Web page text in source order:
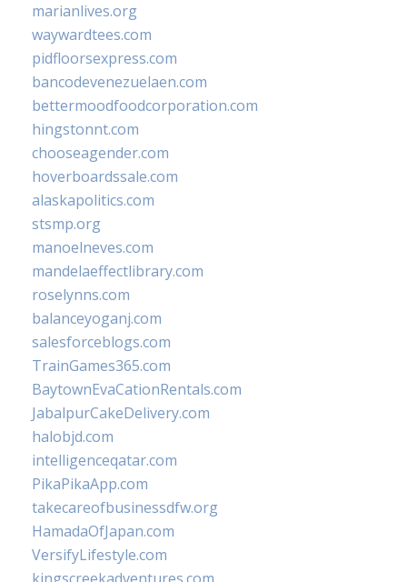
marianlives.org
waywardtees.com
pidfloorsexpress.com
bancodevenezuelaen.com
bettermoodfoodcorporation.com
hingstonnt.com
chooseagender.com
hoverboardssale.com
alaskapolitics.com
stsmp.org
manoelneves.com
mandelaeffectlibrary.com
roselynns.com
balanceyoganj.com
salesforceblogs.com
TrainGames365.com
BaytownEvaCationRentals.com
JabalpurCakeDelivery.com
halobjd.com
intelligenceqatar.com
PikaPikaApp.com
takecareofbusinessdfw.org
HamadaOfJapan.com
VersifyLifestyle.com